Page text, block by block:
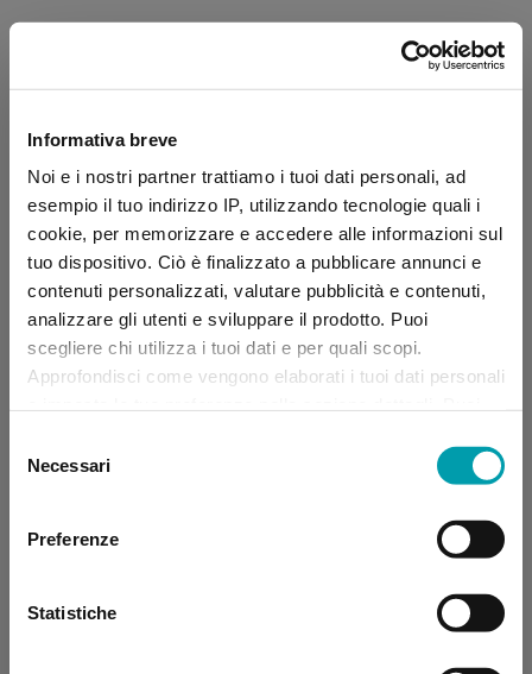
Informativa breve
Noi e i nostri partner trattiamo i tuoi dati personali, ad
esempio il tuo indirizzo IP, utilizzando tecnologie quali i
cookie, per memorizzare e accedere alle informazioni sul
tuo dispositivo. Ciò è finalizzato a pubblicare annunci e
contenuti personalizzati, valutare pubblicità e contenuti,
analizzare gli utenti e sviluppare il prodotto. Puoi
scegliere chi utilizza i tuoi dati e per quali scopi.
Approfondisci come vengono elaborati i tuoi dati personali
momento dalla Dichiarazione sui “
delNecessari
Preferenze
Statistiche
Application error: a client-side exception has occurred (see the
browser console for more information)